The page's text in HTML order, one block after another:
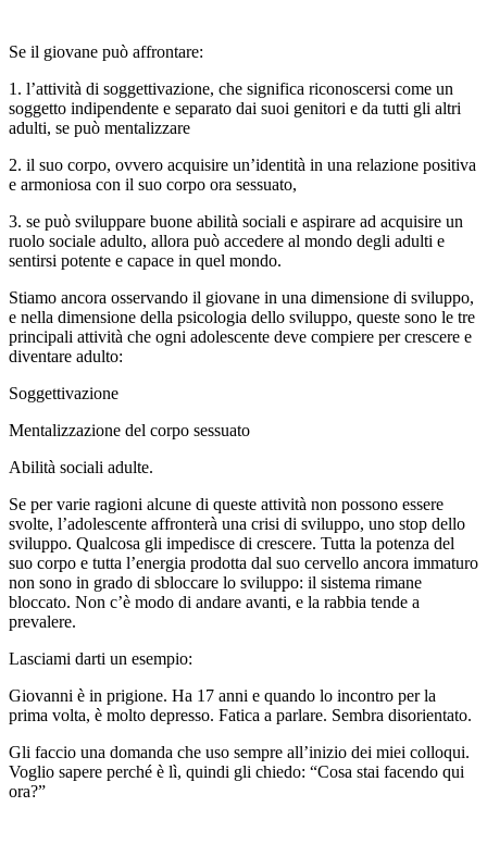
Se il giovane può affrontare:
1. l’attività di soggettivazione, che significa riconoscersi come un
soggetto indipendente e separato dai suoi genitori e da tutti gli altri
adulti, se può mentalizzare
2. il suo corpo, ovvero acquisire un’identità in una relazione positiva
e armoniosa con il suo corpo ora sessuato,
3. se può sviluppare buone abilità sociali e aspirare ad acquisire un
ruolo sociale adulto, allora può accedere al mondo degli adulti e
sentirsi potente e capace in quel mondo.
Stiamo ancora osservando il giovane in una dimensione di sviluppo,
e nella dimensione della psicologia dello sviluppo, queste sono le tre
principali attività che ogni adolescente deve compiere per crescere e
diventare adulto:
Soggettivazione
Mentalizzazione del corpo sessuato
Abilità sociali adulte.
Se per varie ragioni alcune di queste attività non possono essere
svolte, l’adolescente affronterà una crisi di sviluppo, uno stop dello
sviluppo. Qualcosa gli impedisce di crescere. Tutta la potenza del
suo corpo e tutta l’energia prodotta dal suo cervello ancora immaturo
non sono in grado di sbloccare lo sviluppo: il sistema rimane
bloccato. Non c’è modo di andare avanti, e la rabbia tende a
prevalere.
Lasciami darti un esempio:
Giovanni è in prigione. Ha 17 anni e quando lo incontro per la
prima volta, è molto depresso. Fatica a parlare. Sembra disorientato.
Gli faccio una domanda che uso sempre all’inizio dei miei colloqui.
Voglio sapere perché è lì, quindi gli chiedo: “Cosa stai facendo qui
ora?”